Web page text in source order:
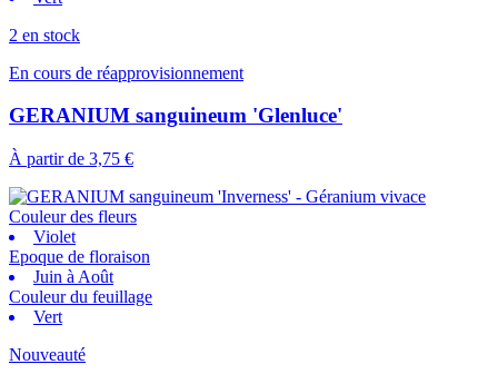
2 en stock
En cours de réapprovisionnement
GERANIUM sanguineum 'Glenluce'
À partir de 3,75 €
Couleur des fleurs
Violet
Epoque de floraison
Juin à Août
Couleur du feuillage
Vert
Nouveauté